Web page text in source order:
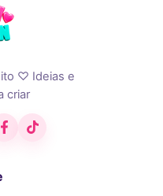
♡ Ideias e
criar
TikTok